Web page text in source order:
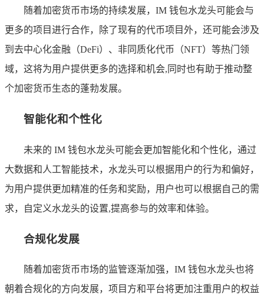
随着加密货币市场的持续发展，IM 钱包水龙头可能会与
更多的项目进行合作，除了现有的代币项目外，还可能会涉及
到去中心化金融（DeFi）、非同质化代币（NFT）等热门领
域，这将为用户提供更多的选择和机会,同时也有助于推动整
个加密货币生态的蓬勃发展。
智能化和个性化
未来的 IM 钱包水龙头可能会更加智能化和个性化，通过
大数据和人工智能技术，水龙头可以根据用户的行为和偏好，
为用户提供更加精准的任务和奖励，用户也可以根据自己的需
求，自定义水龙头的设置,提高参与的效率和体验。
合规化发展
随着加密货币市场的监管逐渐加强，IM 钱包水龙头也将
朝着合规化的方向发展，项目方和平台将更加注重用户的权益